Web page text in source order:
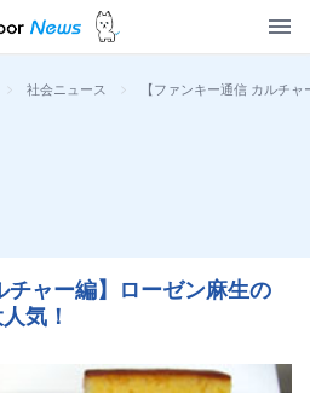
> 社会ニュース > 【ファンキー通信 カルチ
チャー編】ローゼン麻生の
気！